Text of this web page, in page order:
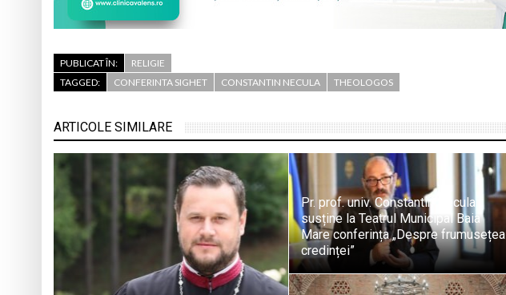
PUBLICAT ÎN:
RELIGIE
TAGGED:
CONFERINTA SIGHET CONSTANTIN NECULA THEOLOGOS
ARTICOLE SIMILARE
Pr. prof. univ. Constantin Necula
susține la Teatrul Municipal Baia
Mare conferința „Despre frumusețea
credinței”